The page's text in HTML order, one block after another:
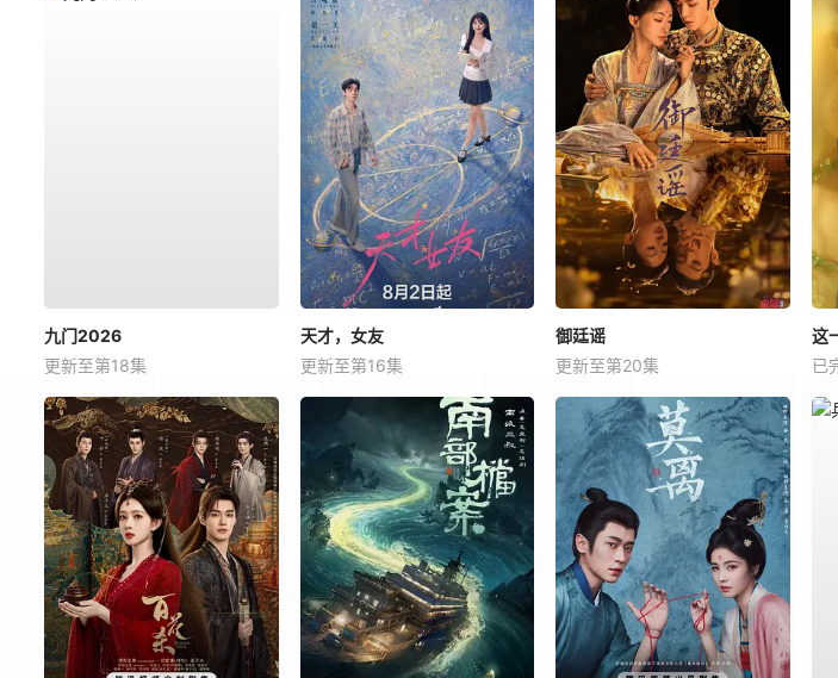
九门2026
更新至第18集
天才，女友
更新至第16集
御廷谣
更新至第20集
这
已